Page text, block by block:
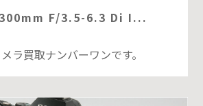
F/3.5-6.3 Di I...
ラ買取ナンバーワンです。